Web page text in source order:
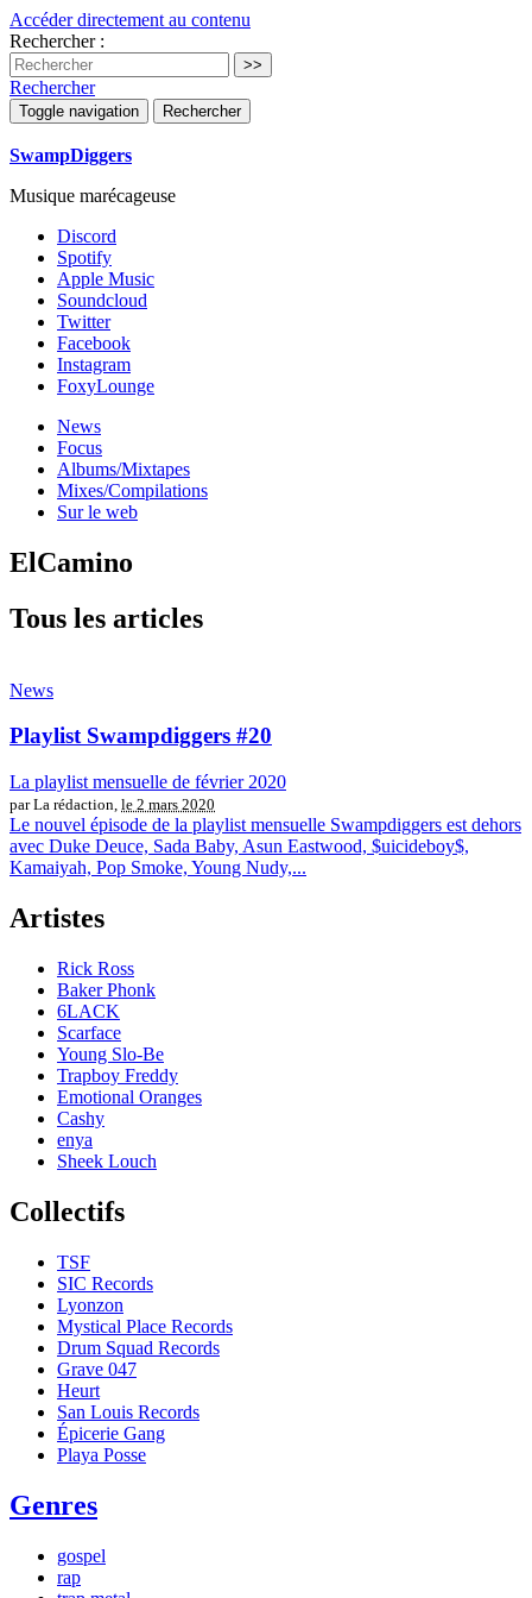
Accéder directement au contenu
Rechercher :
Rechercher
Toggle navigation Rechercher
SwampDiggers
Musique marécageuse
Discord
Spotify
Apple Music
Soundcloud
Twitter
Facebook
Instagram
FoxyLounge
News
Focus
Albums/Mixtapes
Mixes/Compilations
Sur le web
ElCamino
Tous les articles
News
Playlist Swampdiggers #20
La playlist mensuelle de février 2020
par La rédaction, le 2 mars 2020
Le nouvel épisode de la playlist mensuelle Swampdiggers est dehors
avec Duke Deuce, Sada Baby, Asun Eastwood, $uicideboy$,
Kamaiyah, Pop Smoke, Young Nudy,...
Artistes
Rick Ross
Baker Phonk
6LACK
Scarface
Young Slo-Be
Trapboy Freddy
Emotional Oranges
Cashy
enya
Sheek Louch
Collectifs
TSF
SIC Records
Lyonzon
Mystical Place Records
Drum Squad Records
Grave 047
Heurt
San Louis Records
Épicerie Gang
Playa Posse
Genres
gospel
rap